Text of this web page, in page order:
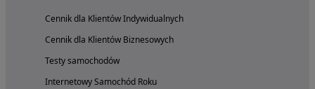
Cennik dla Klientów Indywidualnych
Cennik dla Klientów Biznesowych
Testy samochodów
Internetowy Samochód Roku